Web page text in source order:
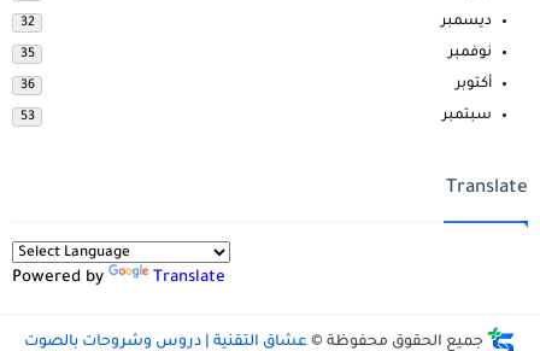
ديسمبر 32
نوفمبر 35
أكتوبر 36
سبتمبر 53
Translate
Powered by Translate
جميع الحقوق محفوظة © عشاق التقنية | دروس وشروحات بالصوت